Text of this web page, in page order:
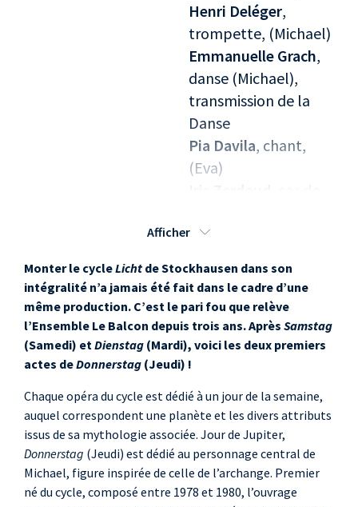
Henri Deléger,
trompette, (Michael)
Emmanuelle Grach,
danse (Michael),
transmission de la
Danse
Pia Davila, chant,
(Eva)
Suzanne Meyer
Damien Pass
, chant,
(Luzifer)
Mathieu Adam,
trombone, (Luzifer)
Jamil Attar
(Luzifer)
Alphonse Cemin,
piano,
(accompagnateur de
Michael)
Afficher
Monter le cycleLicht de Stockhausen dans son
intégralité n’a jamais été fait dans le cadre d’une
même production. C’est le pari fou que relève
l’Ensemble Le Balcon depuis trois ans. Après Samstag
(Samedi) etDienstag (Mardi), voici les deux premiers
actes deDonnerstag (Jeudi) !
Chaque opéra du cycle est dédié à un jour de la semaine,
auquel correspondent une planète et les divers attributs
issus de sa mythologie associée. Jour de Jupiter,
Donnerstag (Jeudi) est dédié au personnage central de
Michael, figure inspirée de celle de l’archange. Premier
né du cycle, composé entre 1978 et 1980, l’ouvrage